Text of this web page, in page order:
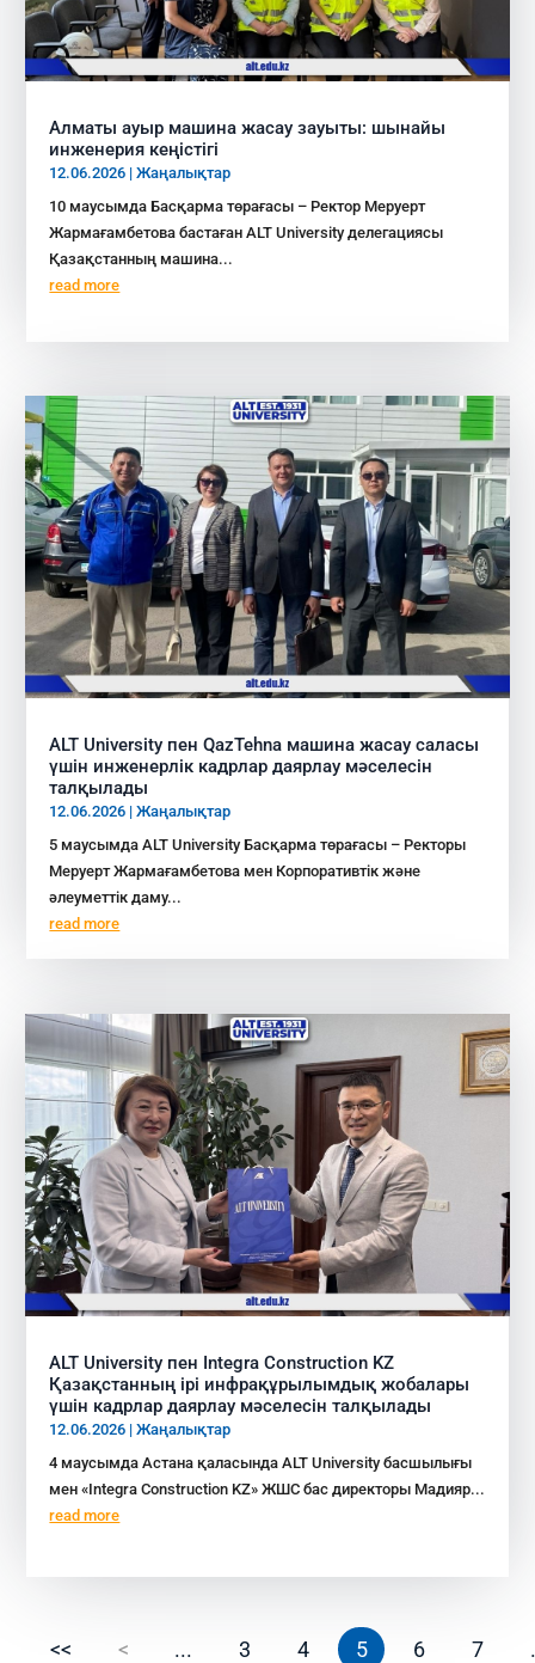
Алматы ауыр машина жасау зауыты: шынайы
инженерия кеңістігі
12.06.2026 |Жаңалықтар
10 маусымда Басқарма төрағасы – Ректор Меруерт
Жармағамбетова бастаған ALT University делегациясы
Қазақстанның машина...
read more
ALT University пен QazTehna машина жасау саласы
үшін инженерлік кадрлар даярлау мәселесін
талқылады
12.06.2026 |Жаңалықтар
5 маусымда ALT University Басқарма төрағасы – Ректоры
Меруерт Жармағамбетова мен Корпоративтік және
әлеуметтік даму...
read more
ALT University пен Integra Construction KZ
Қазақстанның ірі инфрақұрылымдық жобалары
үшін кадрлар даярлау мәселесін талқылады
12.06.2026 |Жаңалықтар
4 маусымда Астана қаласында ALT University басшылығы
мен «Integra Construction KZ» ЖШС бас директоры Мадияр...
read more
<< < ... 3 4 5 6 7